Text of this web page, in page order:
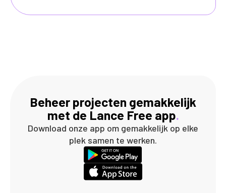
Beheer projecten gemakkelijk
met de Lance Free app.
Download onze app om gemakkelijk op elke
plek samen te werken.